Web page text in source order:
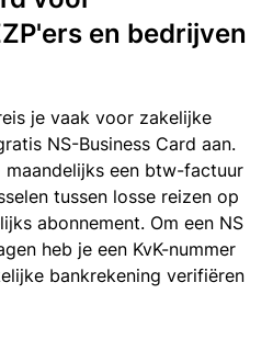
en bedrijven
je vaak voor zakelijke
NS-Business Card aan.
een btw-factuur
tussen losse reizen op
abonnement. Om een NS
heb je een KvK-nummer
bankrekening verifiëren